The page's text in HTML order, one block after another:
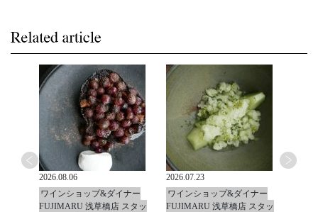
2026.08.06
ワインショップ&ダイナー
FUJIMARU 浅草橋店 スタッ
2026.07.23
ワインショップ&ダイナー
FUJIMARU 浅草橋店 スタッ